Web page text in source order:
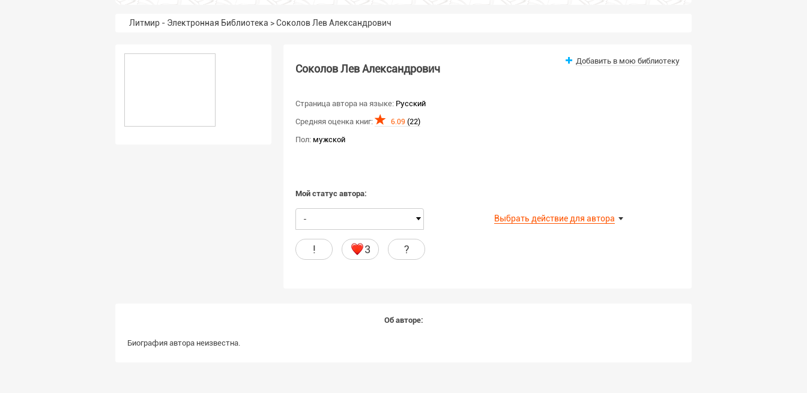
Литмир - Электронная Библиотека >Соколов Лев Александрович
Соколов Лев Александрович
Добавить в мою библиотеку
Страница автора на языке: Русский
Средняя оценка книг:
6.09 (22)
Пол: мужской
Мой статус автора:
- Выбрать действие для автора
! 3 ?
Об авторе:
Биография автора неизвестна.